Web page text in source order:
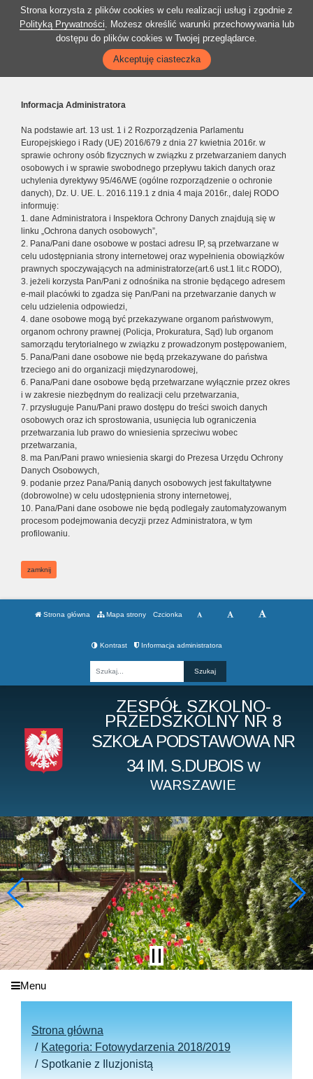
Strona korzysta z plików cookies w celu realizacji usług i zgodnie z
Polityką Prywatności. Możesz określić warunki przechowywania lub
dostępu do plików cookies w Twojej przeglądarce.
Akceptuję ciasteczka
Informacja Administratora
Na podstawie art. 13 ust. 1 i 2 Rozporządzenia Parlamentu
Europejskiego i Rady (UE) 2016/679 z dnia 27 kwietnia 2016r. w
sprawie ochrony osób fizycznych w związku z przetwarzaniem danych
osobowych i w sprawie swobodnego przepływu takich danych oraz
uchylenia dyrektywy 95/46/WE (ogólne rozporządzenie o ochronie
danych), Dz. U. UE. L. 2016.119.1 z dnia 4 maja 2016r., dalej RODO
informuję:
1. dane Administratora i Inspektora Ochrony Danych znajdują się w
linku „Ochrona danych osobowych”,
2. Pana/Pani dane osobowe w postaci adresu IP, są przetwarzane w
celu udostępniania strony internetowej oraz wypełnienia obowiązków
prawnych spoczywających na administratorze(art.6 ust.1 lit.c RODO),
3. jeżeli korzysta Pan/Pani z odnośnika na stronie będącego adresem
e-mail placówki to zgadza się Pan/Pani na przetwarzanie danych w
celu udzielenia odpowiedzi,
4. dane osobowe mogą być przekazywane organom państwowym,
organom ochrony prawnej (Policja, Prokuratura, Sąd) lub organom
samorządu terytorialnego w związku z prowadzonym postępowaniem,
5. Pana/Pani dane osobowe nie będą przekazywane do państwa
trzeciego ani do organizacji międzynarodowej,
6. Pana/Pani dane osobowe będą przetwarzane wyłącznie przez okres
i w zakresie niezbędnym do realizacji celu przetwarzania,
7. przysługuje Panu/Pani prawo dostępu do treści swoich danych
osobowych oraz ich sprostowania, usunięcia lub ograniczenia
przetwarzania lub prawo do wniesienia sprzeciwu wobec
przetwarzania,
8. ma Pan/Pani prawo wniesienia skargi do Prezesa Urzędu Ochrony
Danych Osobowych,
9. podanie przez Pana/Panią danych osobowych jest fakultatywne
(dobrowolne) w celu udostępnienia strony internetowej,
10. Pana/Pani dane osobowe nie będą podlegały zautomatyzowanym
procesom podejmowania decyzji przez Administratora, w tym
profilowaniu.
zamknij
Strona główna Mapa strony Czcionka
Kontrast Informacja administratora
ZESPÓŁ SZKOLNO-
PRZEDSZKOLNY NR 8
SZKOŁA PODSTAWOWA NR
34 IM. S.DUBOIS W
WARSZAWIE
Menu
Strona główna
Kategoria: Fotowydarzenia 2018/2019
Spotkanie z Iluzjonistą